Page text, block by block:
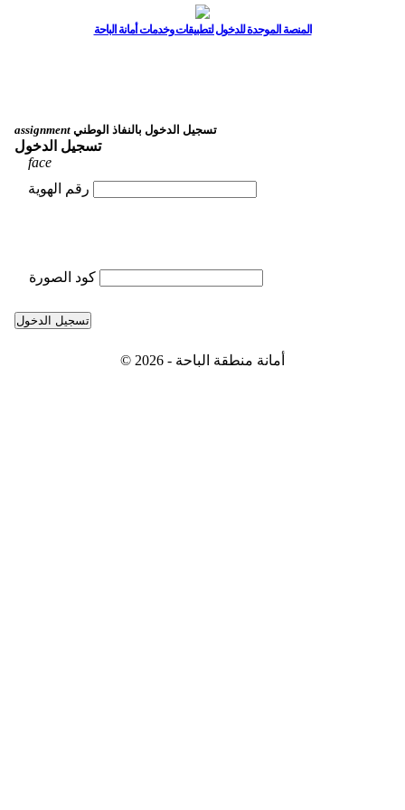
المنصة الموحدة للدخول لتطبيقات وخدمات أمانة الباحة
assignment تسجيل الدخول بالنفاذ الوطني
تسجيل الدخول
face
رقم الهوية
كود الصورة
تسجيل الدخول
© 2026 - أمانة منطقة الباحة